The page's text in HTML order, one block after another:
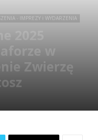
- IMPREZY i WYDARZENIA
2025
w
Zwierzę
852